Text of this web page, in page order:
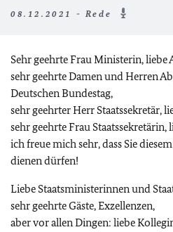
08.12.2021 - Rede
Sehr geehrte Frau Ministerin, liebe
sehr geehrte Damen und Herren
Deutschen Bundestag,
sehr geehrter Herr Staatssekretär,
sehr geehrte Frau Staatssekretärin,
ich freue mich sehr, dass Sie
dienen dürfen!
Liebe Staatsministerinnen und
sehr geehrte Gäste, Exzellenzen,
aber vor allen Dingen: liebe